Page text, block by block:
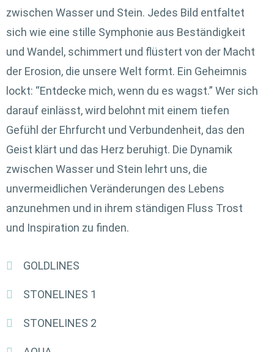
zwischen Wasser und Stein. Jedes Bild entfaltet
sich wie eine stille Symphonie aus Beständigkeit
und Wandel, schimmert und flüstert von der Macht
der Erosion, die unsere Welt formt. Ein Geheimnis
lockt: “Entdecke mich, wenn du es wagst.” Wer sich
darauf einlässt, wird belohnt mit einem tiefen
Gefühl der Ehrfurcht und Verbundenheit, das den
Geist klärt und das Herz beruhigt. Die Dynamik
zwischen Wasser und Stein lehrt uns, die
unvermeidlichen Veränderungen des Lebens
anzunehmen und in ihrem ständigen Fluss Trost
und Inspiration zu finden.
GOLDLINES
STONELINES 1
STONELINES 2